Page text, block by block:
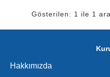
Gösterilen: 1 ile 1
Hakkımızda